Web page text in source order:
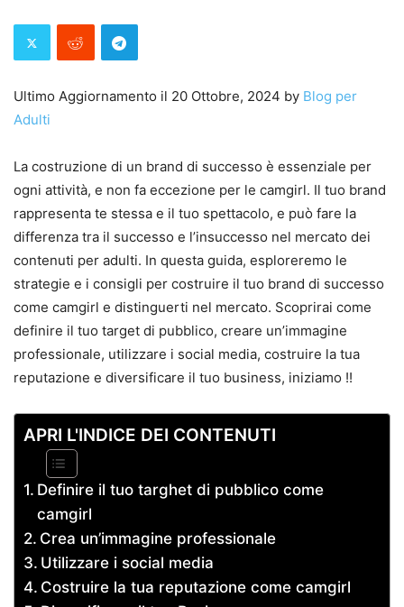
Ultimo Aggiornamento il 20 Ottobre, 2024 by Blog per
Adulti
La costruzione di un brand di successo è essenziale per
ogni attività, e non fa eccezione per le camgirl. Il tuo brand
rappresenta te stessa e il tuo spettacolo, e può fare la
differenza tra il successo e l’insuccesso nel mercato dei
contenuti per adulti. In questa guida, esploreremo le
strategie e i consigli per costruire il tuo brand di successo
come camgirl e distinguerti nel mercato. Scoprirai come
definire il tuo target di pubblico, creare un’immagine
professionale, utilizzare i social media, costruire la tua
reputazione e diversificare il tuo business, iniziamo !!
APRI L'INDICE DEI CONTENUTI
Definire il tuo targhet di pubblico come
camgirl
Crea un’immagine professionale
Utilizzare i social media
Costruire la tua reputazione come camgirl